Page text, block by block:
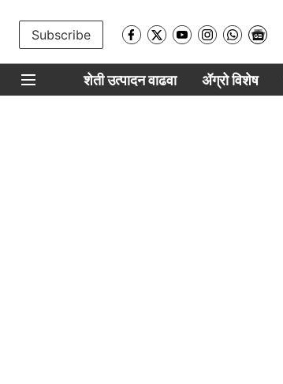
Subscribe
शेती उत्पादन वाढवा ॲग्रो विशेष